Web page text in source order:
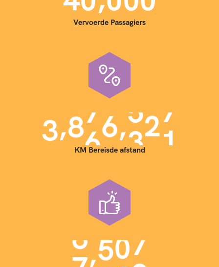
Vervoerde Passagiers
3,900,000
KM Bereisde afstand
7,000